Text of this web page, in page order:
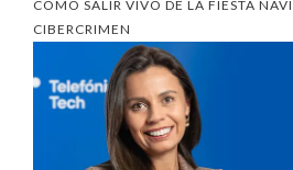
CÓMO SALIR VIVO DE LA FIESTA
CIBERCRIMEN